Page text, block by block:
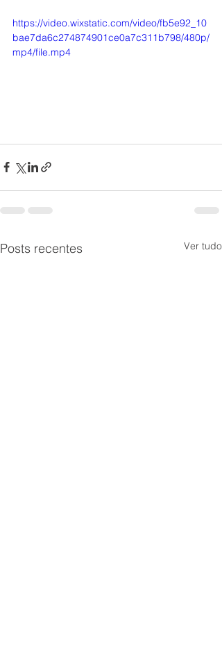
https://video.wixstatic.com/video/fb5e92_10
bae7da6c274874901ce0a7c311b798/480p/
mp4/file.mp4
Posts recentes Ver tudo